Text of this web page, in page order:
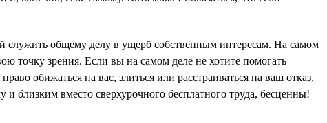
служить общему делу в ущерб собственным интересам. На самом
точку зрения. Если вы на самом деле не хотите помогать
обижаться на вас, злиться или расстраиваться на ваш отказ,
близким вместо сверхурочного бесплатного труда, бесценны!